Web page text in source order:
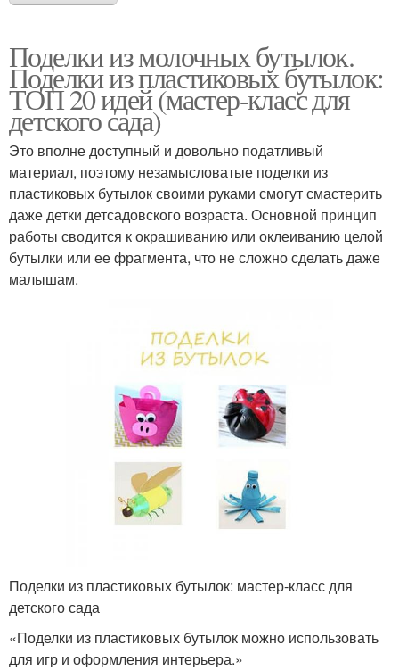
Поделки из молочных бутылок.
Поделки из пластиковых бутылок:
ТОП 20 идей (мастер-класс для
детского сада)
Это вполне доступный и довольно податливый
материал, поэтому незамысловатые поделки из
пластиковых бутылок своими руками смогут смастерить
даже детки детсадовского возраста. Основной принцип
работы сводится к окрашиванию или оклеиванию целой
бутылки или ее фрагмента, что не сложно сделать даже
малышам.
Поделки из пластиковых бутылок: мастер-класс для
детского сада
«Поделки из пластиковых бутылок можно использовать
для игр и оформления интерьера.»